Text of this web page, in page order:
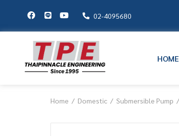
02-4095680
HOME
Home Domestic Submersible Pump